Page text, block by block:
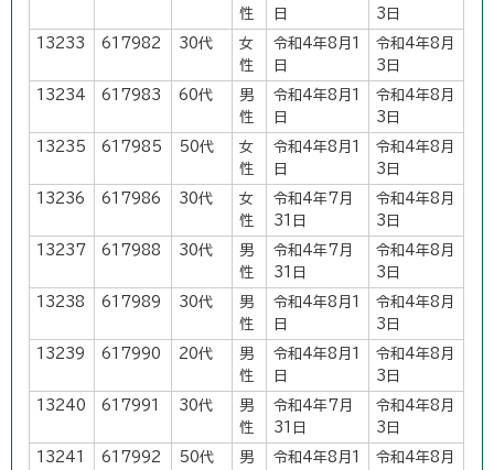
性
日
3日
13233 617982 30代
女
性
令和4年8月1
日
令和4年8月
3日
13234 617983 60代
男
性
令和4年8月1
日
令和4年8月
3日
13235 617985 50代
女
性
令和4年8月1
日
令和4年8月
3日
13236 617986 30代
女
性
令和4年7月
31日
令和4年8月
3日
13237 617988 30代
男
性
令和4年7月
31日
令和4年8月
3日
13238 617989 30代
男
性
令和4年8月1
日
令和4年8月
3日
13239 617990 20代
男
性
令和4年8月1
日
令和4年8月
3日
13240 617991 30代
男
性
令和4年7月
31日
令和4年8月
3日
13241 617992 50代
男
令和4年8月1
令和4年8月